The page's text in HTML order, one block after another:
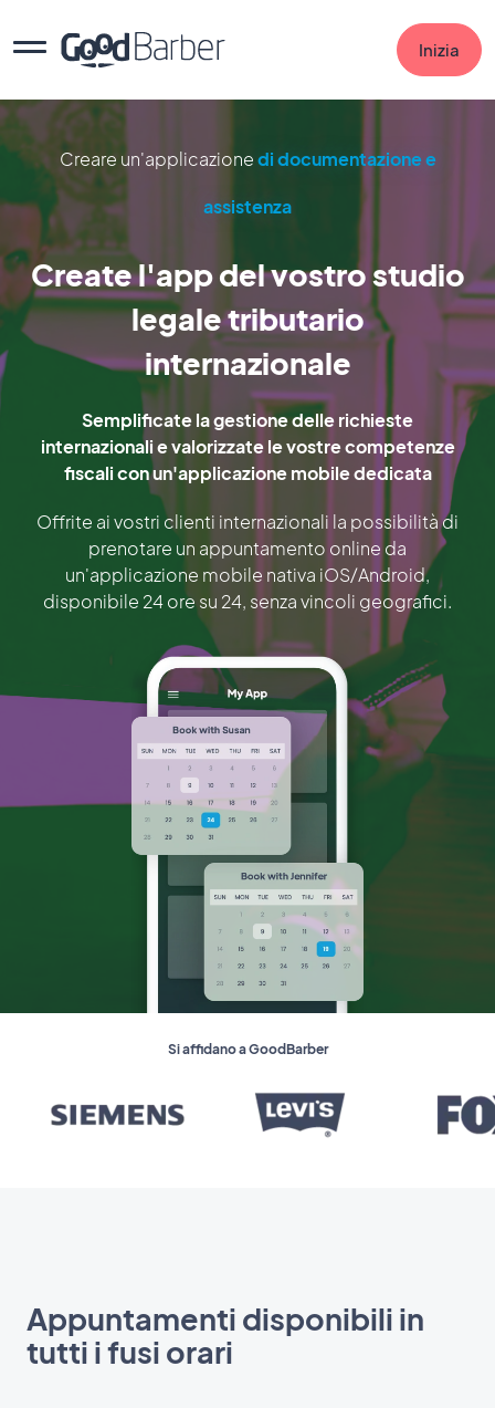
Inizia
Creare un'applicazionedi documentazione e
assistenza
Create l'app del vostro studio
legale tributario
internazionale
Semplificate la gestione delle richieste
internazionali e valorizzate le vostre competenze
fiscali con un'applicazione mobile dedicata
Offrite ai vostri clienti internazionali la possibilità di
prenotare un appuntamento online da
un'applicazione mobile nativa iOS/Android,
disponibile 24 ore su 24, senza vincoli geografici.
Si affidano a GoodBarber
Appuntamenti disponibili in
tutti i fusi orari